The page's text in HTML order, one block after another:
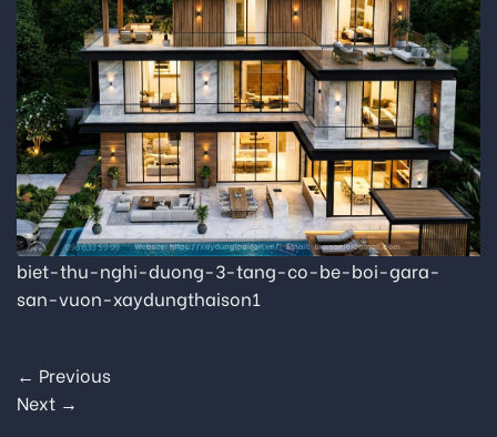
biet-thu-nghi-duong-3-tang-co-be-boi-gara-
san-vuon-xaydungthaison1
← Previous
Next →